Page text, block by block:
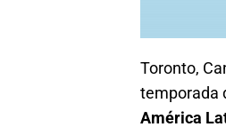
Toronto,
temporada
América